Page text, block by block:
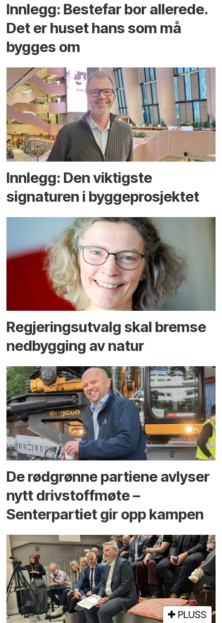
Innlegg: Bestefar bor allerede.
Det er huset hans som må
bygges om
Innlegg: Den viktigste
signaturen i bygge­­prosjektet
Regjerings­utvalg skal bremse
ned­bygging av natur
De rødgrønne partiene avlyser
nytt drivstoffmøte –
Senterpartiet gir opp kampen
PLUSS